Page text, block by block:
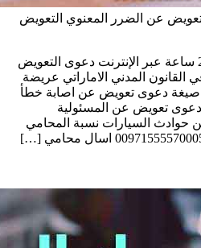
عن الضرر المعنوي التعويض
اسال محامي اون لاين متاح 24 ساعة عبر الإنترنت دعوى التعويض
المدني الاماراتي عريضة
دعوى تعويض عن اصابة خطأ
تعويض عن المسئولية
حوادث السيارات نسبة المحامي